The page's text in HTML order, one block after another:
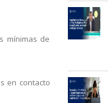
mínimas de
en contacto